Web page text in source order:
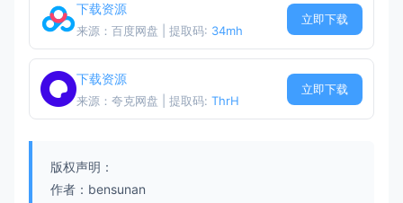
下载资源
来源：百度网盘 | 提取码: 34mh
立即下载
下载资源
来源：夸克网盘 | 提取码: ThrH
立即下载
版权声明：
作者：bensunan